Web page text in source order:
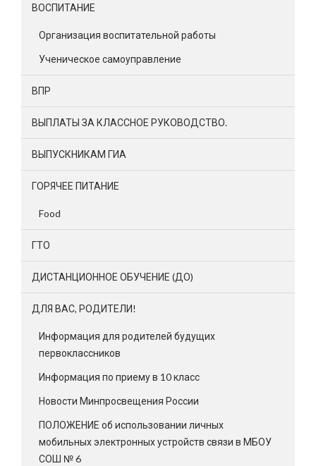
ВОСПИТАНИЕ
Организация воспитательной работы
Ученическое самоуправление
ВПР
ВЫПЛАТЫ ЗА КЛАССНОЕ РУКОВОДСТВО.
ВЫПУСКНИКАМ ГИА
ГОРЯЧЕЕ ПИТАНИЕ
Food
ГТО
ДИСТАНЦИОННОЕ ОБУЧЕНИЕ (ДО)
ДЛЯ ВАС, РОДИТЕЛИ!
Информация для родителей будущих
первоклассников
Информация по приему в 10 класс
Новости Минпросвещения России
ПОЛОЖЕНИЕ об использовании личных
мобильных электронных устройств связи в МБОУ
СОШ № 6